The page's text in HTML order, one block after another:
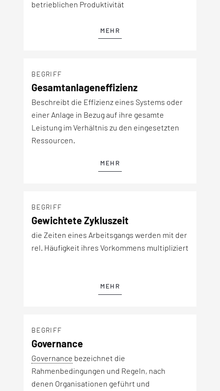
betrieblichen Produktivität
MEHR
BEGRIFF
Gesamtanlageneffizienz
Beschreibt die Effizienz eines Systems oder
einer Anlage in Bezug auf ihre gesamte
Leistung im Verhältnis zu den eingesetzten
Ressourcen.
MEHR
BEGRIFF
Gewichtete Zykluszeit
die Zeiten eines Arbeitsgangs werden mit der
rel. Häufigkeit ihres Vorkommens multipliziert
MEHR
BEGRIFF
Governance
Governance bezeichnet die
Rahmenbedingungen und Regeln, nach
denen Organisationen geführt und